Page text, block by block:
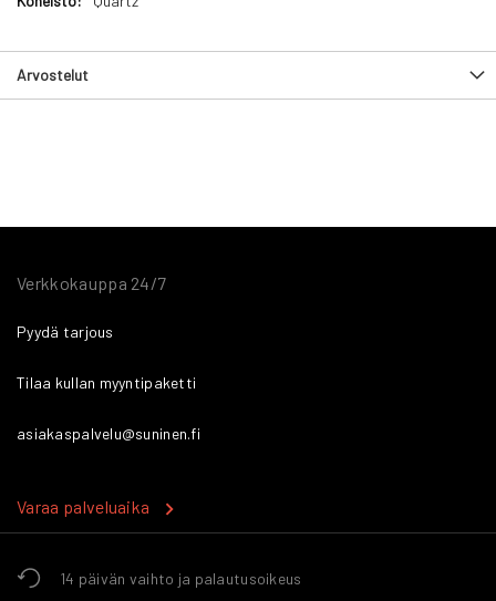
Arvostelut
14 päivän vaihto ja palautusoikeus
Verkkokauppa 24/7
Pyydä tarjous
Tilaa kullan myyntipaketti
asiakaspalvelu@suninen.fi
Varaa palveluaika